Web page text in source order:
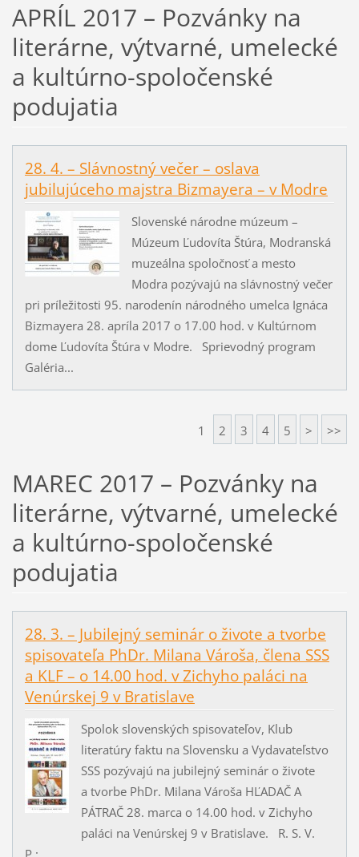
APRÍL 2017 – Pozvánky na
literárne, výtvarné, umelecké
a kultúrno-spoločenské
podujatia
28. 4. – Slávnostný večer – oslava
jubilujúceho majstra Bizmayera – v Modre
Slovenské národne múzeum –
Múzeum Ľudovíta Štúra, Modranská
muzeálna spoločnosť a mesto
Modra pozývajú na slávnostný večer
pri príležitosti 95. narodenín národného umelca Ignáca
Bizmayera 28. apríla 2017 o 17.00 hod. v Kultúrnom
dome Ľudovíta Štúra v Modre. Sprievodný program
Galéria...
1 2 3 4 5 > >>
MAREC 2017 – Pozvánky na
literárne, výtvarné, umelecké
a kultúrno-spoločenské
podujatia
28. 3. – Jubilejný seminár o živote a tvorbe
spisovateľa PhDr. Milana Vároša, člena SSS
a KLF – o 14.00 hod. v Zichyho paláci na
Venúrskej 9 v Bratislave
Spolok slovenských spisovateľov, Klub
literatúry faktu na Slovensku a Vydavateľstvo
SSS pozývajú na jubilejný seminár o živote
a tvorbe PhDr. Milana Vároša HĽADAČ A
PÁTRAČ 28. marca o 14.00 hod. v Zichyho
paláci na Venúrskej 9 v Bratislave. R. S. V.